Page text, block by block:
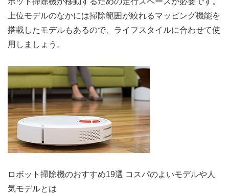
上位モデルのなかには掃除範囲が絞れるマッピング機能を
搭載したモデルもあるので、ライフスタイルに合わせて使
用しましょう。
ロボット掃除機のおすすめ19選 コスパのよいモデルや人
気モデルとは